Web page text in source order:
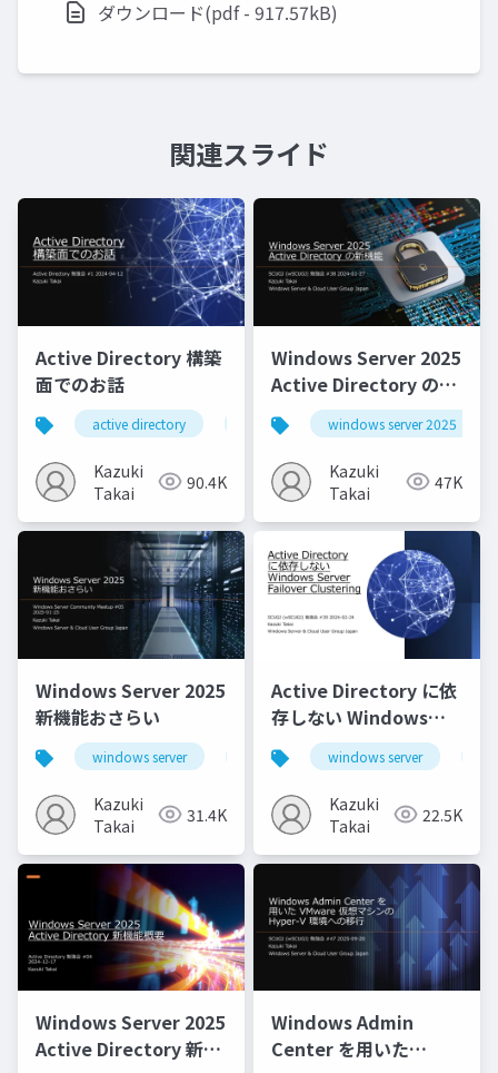
ダウンロード(pdf - 917.57kB)
関連スライド
Active Directory 構築
面でのお話
active directory active directory domain services
Kazuki
Takai
90.4K
Windows Server 2025
Active Directory の新
機能
windows server 2025
Kazuki
Takai
47K
Windows Server 2025
新機能おさらい
windows server windows server 2025 hotpatch
Kazuki
Takai
31.4K
Active Directory に依
存しない Windows
Server Failover
Clustering
windows server
Kazuki
Takai
22.5K
Windows Server 2025
Active Directory 新機
Windows Admin
Center を用いた